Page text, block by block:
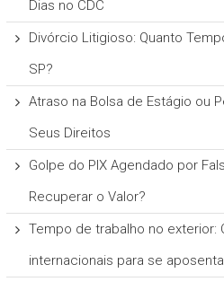
Dias no CDC
Divórcio Litigioso: Quanto
SP?
Atraso na Bolsa de Estágio ou
Seus Direitos
Golpe do PIX Agendado por
Recuperar o Valor?
Tempo de trabalho no exterior:
internacionais para se